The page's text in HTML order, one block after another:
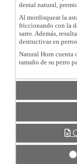
dental natural,
Al mordisquear la
friccionando con la
sarro. Además,
destructivas en
Natural Horn cuenta
tamaño de su perro